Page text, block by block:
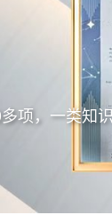
项，一类知